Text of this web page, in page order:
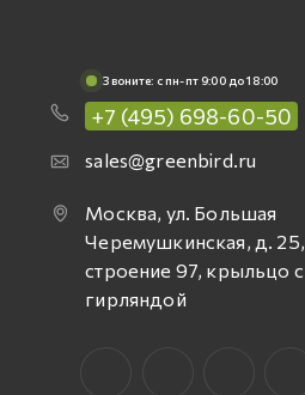
Звоните: c пн-пт 9:00 до 18:00
+7 (495) 698-60-50
sales@greenbird.ru
Москва, ул. Большая
Черемушкинская, д. 25,
строение 97, крыльцо с
гирляндой